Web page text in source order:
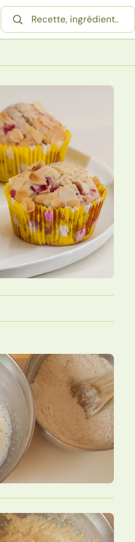
Rechercher une recette